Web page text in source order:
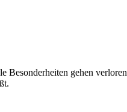
Besonderheiten gehen